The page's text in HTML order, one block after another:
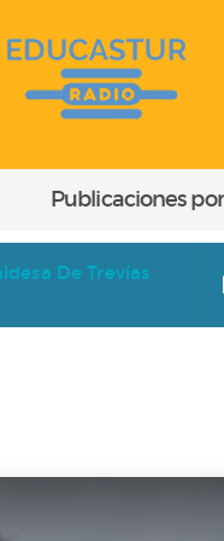
Publicaciones
De Trevías
Paz Orviz Ibáñez